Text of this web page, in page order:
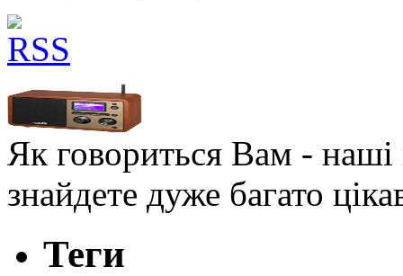
Як говориться Вам - наші
знайдете дуже багато
Теги